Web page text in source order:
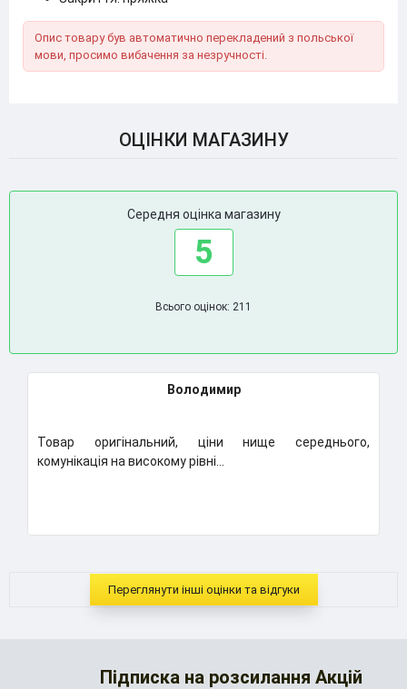
Опис товару був автоматично перекладений з польської
мови, просимо вибачення за незручності.
ОЦІНКИ МАГАЗИНУ
Середня оцінка магазину
5
Всього оцінок: 211
Володимир
Товар оригінальний, ціни нище середнього,
комунікація на високому рівні...
Переглянути інші оцінки та відгуки
Підписка на розсилання Акцій